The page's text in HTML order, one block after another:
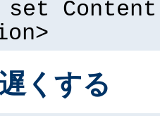
set
くする